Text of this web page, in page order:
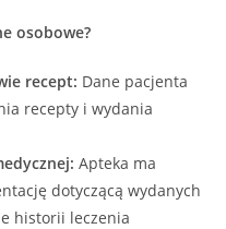
osobowe?
recept: Dane pacjenta
recepty i wydania
Apteka ma
dotyczącą wydanych
historii leczenia